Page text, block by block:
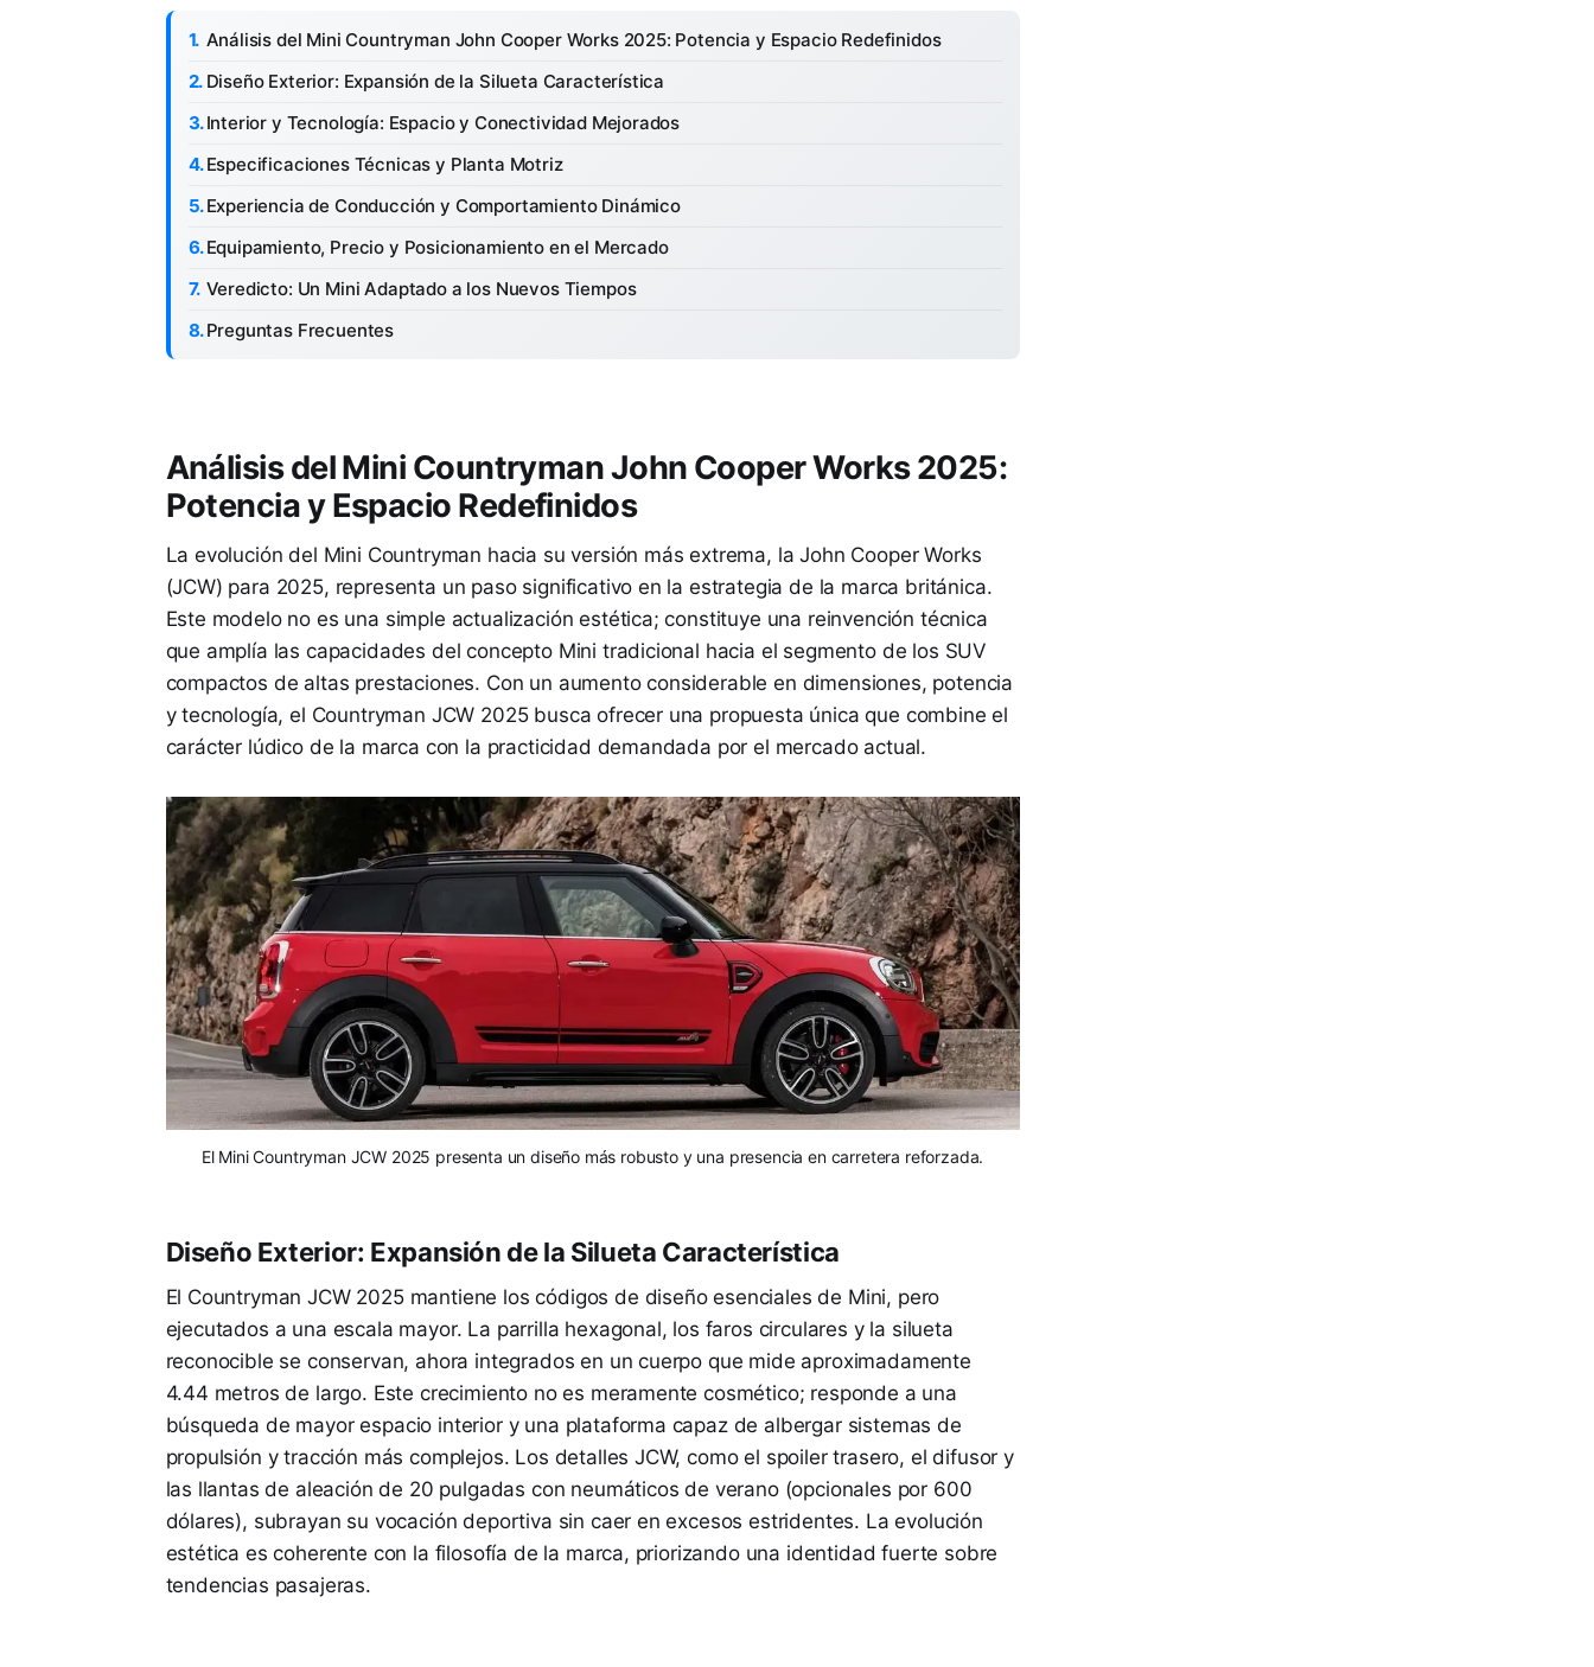
Análisis del Mini Countryman John Cooper Works 2025: Potencia y Espacio Redefinidos
Diseño Exterior: Expansión de la Silueta Característica
Interior y Tecnología: Espacio y Conectividad Mejorados
Especificaciones Técnicas y Planta Motriz
Experiencia de Conducción y Comportamiento Dinámico
Equipamiento, Precio y Posicionamiento en el Mercado
Veredicto: Un Mini Adaptado a los Nuevos Tiempos
Preguntas Frecuentes
Análisis del Mini Countryman John Cooper Works 2025:
Potencia y Espacio Redefinidos
La evolución del Mini Countryman hacia su versión más extrema, la John Cooper Works
(JCW) para 2025, representa un paso significativo en la estrategia de la marca británica.
Este modelo no es una simple actualización estética; constituye una reinvención técnica
que amplía las capacidades del concepto Mini tradicional hacia el segmento de los SUV
compactos de altas prestaciones. Con un aumento considerable en dimensiones, potencia
y tecnología, el Countryman JCW 2025 busca ofrecer una propuesta única que combine el
carácter lúdico de la marca con la practicidad demandada por el mercado actual.
El Mini Countryman JCW 2025 presenta un diseño más robusto y una presencia en carretera reforzada.
Diseño Exterior: Expansión de la Silueta Característica
El Countryman JCW 2025 mantiene los códigos de diseño esenciales de Mini, pero
ejecutados a una escala mayor. La parrilla hexagonal, los faros circulares y la silueta
reconocible se conservan, ahora integrados en un cuerpo que mide aproximadamente
4.44 metros de largo. Este crecimiento no es meramente cosmético; responde a una
búsqueda de mayor espacio interior y una plataforma capaz de albergar sistemas de
propulsión y tracción más complejos. Los detalles JCW, como el spoiler trasero, el difusor y
las llantas de aleación de 20 pulgadas con neumáticos de verano (opcionales por 600
dólares), subrayan su vocación deportiva sin caer en excesos estridentes. La evolución
estética es coherente con la filosofía de la marca, priorizando una identidad fuerte sobre
tendencias pasajeras.